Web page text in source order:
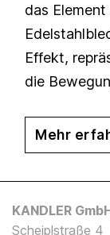
das
Effekt,
die
Mehr
KANDLER
Scheiplstraße 4